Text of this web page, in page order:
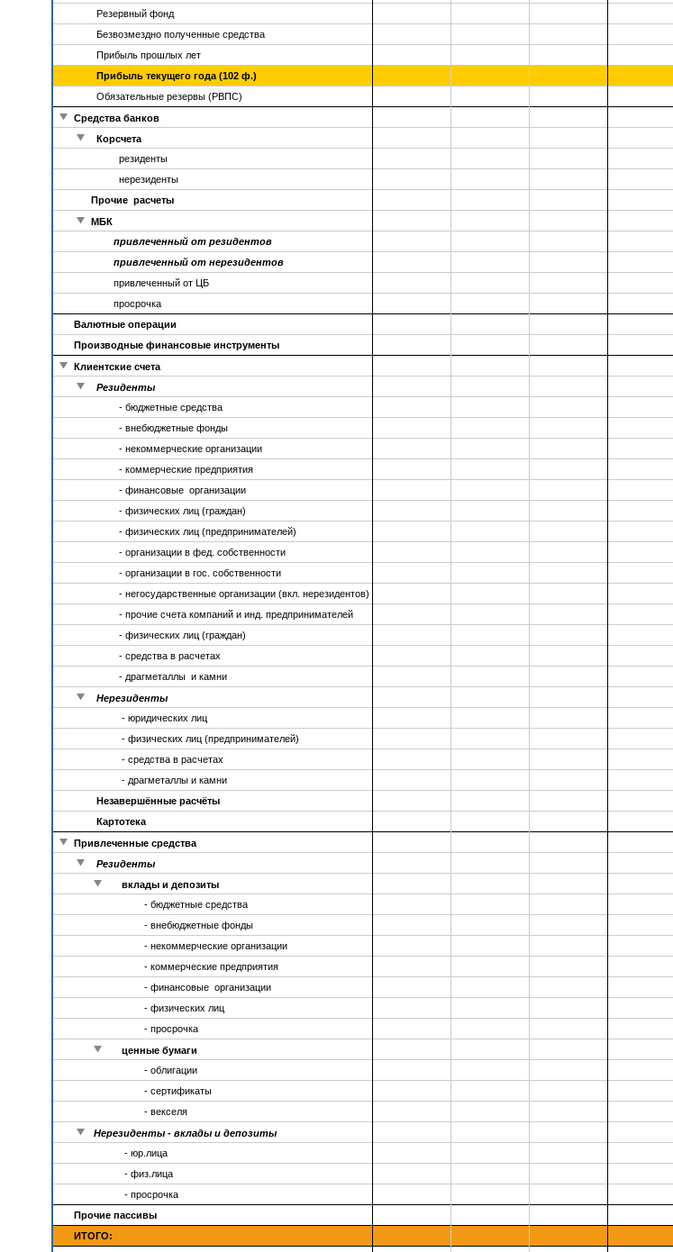
Резервный фонд
Безвозмездно полученные средства
Прибыль прошлых лет
Прибыль текущего года (102 ф.)
Обязательные резервы (РВПС)
Средства банков
Корсчета
резиденты
нерезиденты
Прочие расчеты
МБК
привлеченный от резидентов
привлеченный от нерезидентов
привлеченный от ЦБ
просрочка
Валютные операции
Производные финансовые инструменты
Клиентские счета
Резиденты
- бюджетные средства
- внебюджетные фонды
- некоммерческие организации
- коммерческие предприятия
- финансовые организации
- физических лиц (граждан)
- физических лиц (предпринимателей)
- организации в фед. собственности
- организации в гос. собственности
- негосударственные организации (вкл. нерезидентов)
- прочие счета компаний и инд. предпринимателей
- физических лиц (граждан)
- средства в расчетах
- драгметаллы и камни
Нерезиденты
- юридических лиц
- физических лиц (предпринимателей)
- средства в расчетах
- драгметаллы и камни
Незавершённые расчёты
Картотека
Привлеченные средства
Резиденты
вклады и депозиты
- бюджетные средства
- внебюджетные фонды
- некоммерческие организации
- коммерческие предприятия
- финансовые организации
- физических лиц
- просрочка
ценные бумаги
- облигации
- сертификаты
- векселя
Нерезиденты - вклады и депозиты
- юр.лица
- физ.лица
- просрочка
Прочие пассивы
ИТОГО: